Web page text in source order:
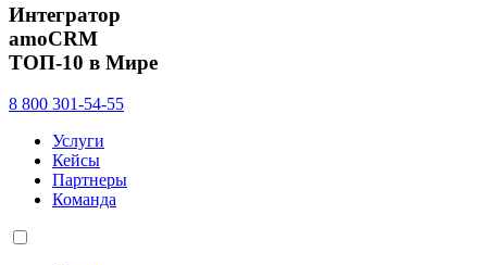
Интегратор
amoCRM
ТОП-10 в Мире
8 800 301-54-55
Услуги
Кейсы
Партнеры
Команда